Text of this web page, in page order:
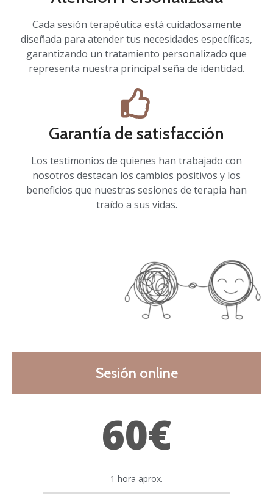
Cada sesión terapéutica está cuidadosamente
diseñada para atender tus necesidades específicas,
garantizando un tratamiento personalizado que
representa nuestra principal seña de identidad.
Garantía de satisfacción
Los testimonios de quienes han trabajado con
nosotros destacan los cambios positivos y los
beneficios que nuestras sesiones de terapia han
traído a sus vidas.
Sesión online
60€
1 hora aprox.